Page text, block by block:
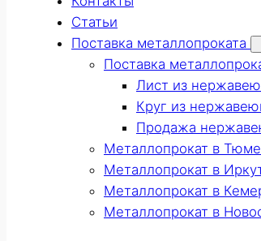
Статьи
Поставка металлопроката
Поставка
Лист из
Круг из
Продажа
Металлопрокат в
Металлопрокат в
Металлопрокат в
Металлопрокат в